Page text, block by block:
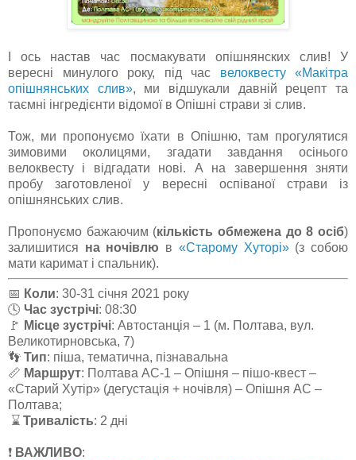
І ось настав час посмакувати опішнянских слив! У
вересні минулого року, під час велоквесту «Макітра
опішнянських слив», ми відшукали давній рецепт та
таємні інгредієнти відомої в Опішні страви зі слив.
Тож, ми пропонуємо їхати в Опішню, там прогулятися
зимовими околицями, згадати завдання осінього
велоквесту і відгадати нові. А на завершення зняти
пробу заготовленої у вересні оспіваної страви із
опішнянських слив.
Пропонуємо бажаючим (кількість обмежена до 8 осіб)
залишитися на ночівлю в «Старому Хуторі»(з собою
мати каримат і спальник).
📅 Коли: 30-31 січня 2021 року
🕓 Час зустрічі: 08:30
🚩 Місце зустрічі: Автостанція – 1 (м. Полтава, вул.
Великотирновська, 7)
👣 Тип: піша, тематична, пізнавальна
📏 Маршрут: Полтава АС-1 – Опішня – пішо-квест –
«Старий Хутір» (дегустація + ночівля) – Опішня АС –
Полтава;
⌛ Тривалість: 2 дні
❗️ ВАЖЛИВО: